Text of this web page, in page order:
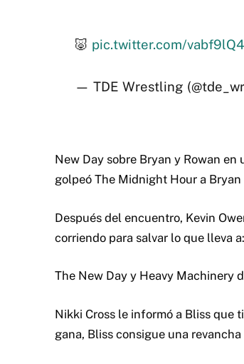
🐷 pic.twitter.com/
— TDE Wrestling
New Day sobre Bryan y Rowan
golpeó The Midnight Hour a Bryan
Después del encuentro, Kevin
corriendo para salvar lo que lleva a:
The New Day y Heavy Machinery
Nikki Cross le informó a Bliss que
gana, Bliss consigue una